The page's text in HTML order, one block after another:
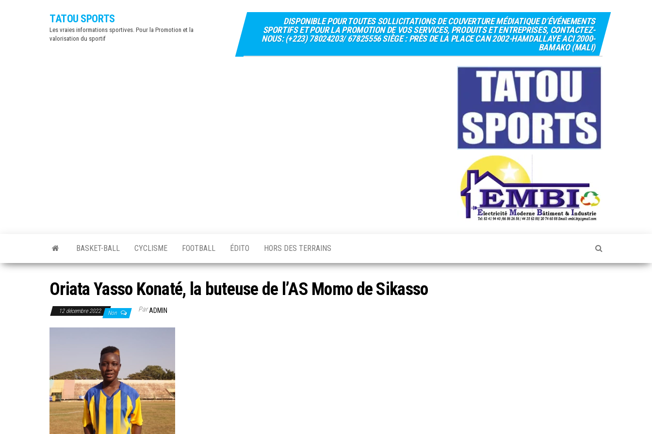
TATOU SPORTS
Les vraies informations sportives. Pour la Promotion et la
valorisation du sportif
DISPONIBLE POUR TOUTES SOLLICITATIONS DE COUVERTURE MÉDIATIQUE D’ÉVÉNEMENTS
SPORTIFS ET POUR LA PROMOTION DE VOS SERVICES, PRODUITS ET ENTREPRISES, CONTACTEZ-
NOUS: (+223) 78024203/ 67825556 SIÈGE : PRÈS DE LA PLACE CAN 2002-HAMDALLAYE ACI 2000-
BAMAKO (MALI)
BASKET-BALL CYCLISME FOOTBALL ÉDITO HORS DES TERRAINS
Oriata Yasso Konaté, la buteuse de l’AS Momo de Sikasso
12 décembre 2022 Non ParADMIN